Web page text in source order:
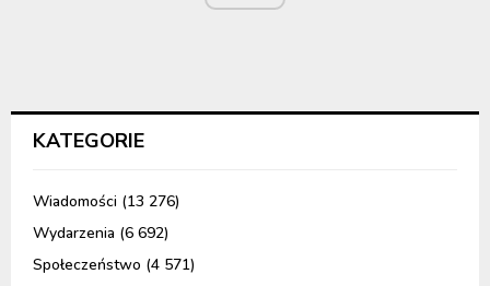
KATEGORIE
Wiadomości (13 276)
Wydarzenia (6 692)
Społeczeństwo (4 571)